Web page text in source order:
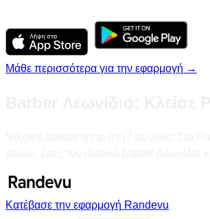
Μάθε περισσότερα για την εφαρμογή →
Κατέβασε την εφαρμογή Randevu